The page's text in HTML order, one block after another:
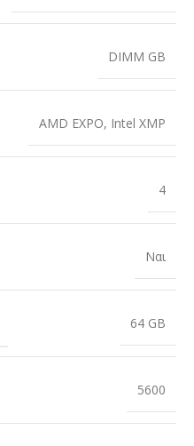
DIMM GB
AMD EXPO, Intel XMP
4
Ναι
64 GB
5600